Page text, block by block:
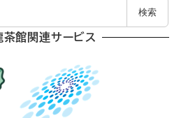
検索
茶館関連サービス